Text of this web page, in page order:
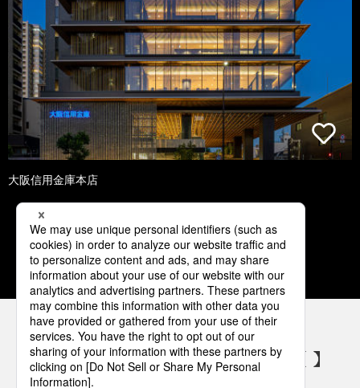
大阪信用金庫本店
1 2 3 4 5
パナソニックの電気設備 SNSアカウント